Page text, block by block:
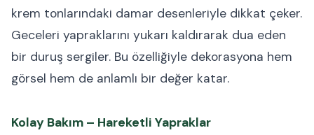
krem tonlarındaki damar desenleriyle dikkat çeker.
Geceleri yapraklarını yukarı kaldırarak dua eden
bir duruş sergiler. Bu özelliğiyle dekorasyona hem
görsel hem de anlamlı bir değer katar.
Kolay Bakım – Hareketli Yapraklar